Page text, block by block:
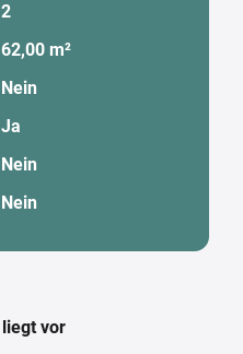
2
62,00 m²
Nein
Ja
Nein
Nein
liegt vor